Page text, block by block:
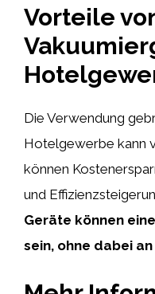
Vorteile
Die Verwendung
Hotelgewerbe kann
können
und
Geräte können
sein, ohne dabei